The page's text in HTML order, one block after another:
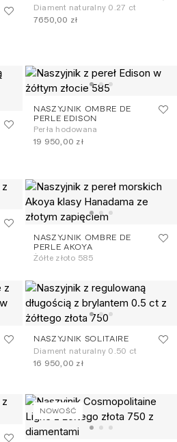
Diament naturalny 0.27 ct
7650,00 zł
NASZYJNIK OMBRE DE
PERLE EDISON
Perła hodowana
19 950,00 zł
NASZYJNIK OMBRE DE
PERLE AKOYA
Żółte złoto 585
NASZYJNIK SOLITAIRE
Diament naturalny 0.50 ct
16 950,00 zł
NOWOŚĆ